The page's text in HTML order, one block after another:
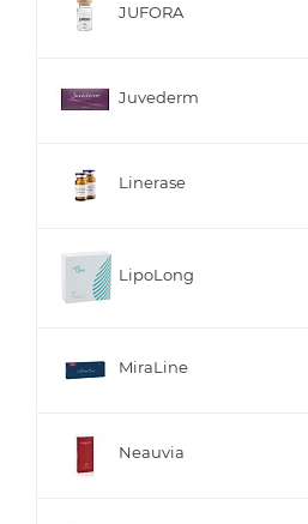
JUFORA
Juvederm
Linerase
LipoLong
MiraLine
Neauvia